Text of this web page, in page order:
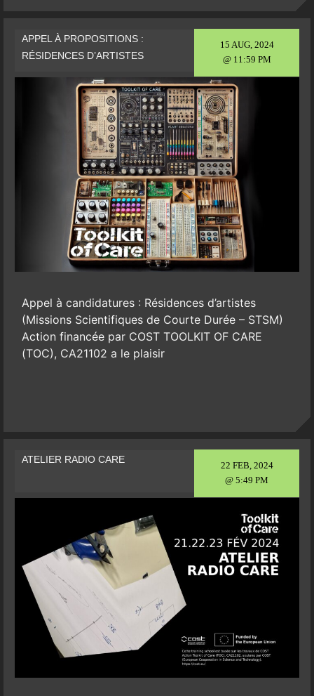
15 AUG, 2024
@ 11:59 PM
APPEL À PROPOSITIONS :
RÉSIDENCES D’ARTISTES
Appel à candidatures : Résidences d’artistes
(Missions Scientifiques de Courte Durée – STSM)
Action financée par COST TOOLKIT OF CARE
(TOC), CA21102 a le plaisir
22 FEB, 2024
@ 5:49 PM
ATELIER RADIO CARE